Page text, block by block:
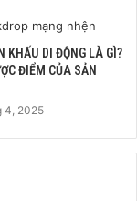
KHẤU DI ĐỘNG LÀ GÌ?
ĐIỂM CỦA SẢN
4, 2025